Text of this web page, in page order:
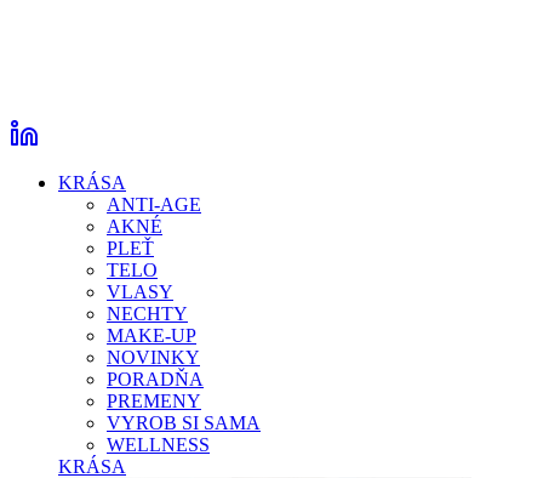
KRÁSA
ANTI-AGE
AKNÉ
PLEŤ
TELO
VLASY
NECHTY
MAKE-UP
NOVINKY
PORADŇA
PREMENY
VYROB SI SAMA
WELLNESS
KRÁSA